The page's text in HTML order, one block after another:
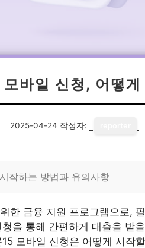
바일 신청, 어떻
2025-04-24 작성자:
작하는 방법과 유의사항
한 금융 지원 프로그램으로,
을 통해 간편하게 대출을 받
모바일 신청은 어떻게 시작